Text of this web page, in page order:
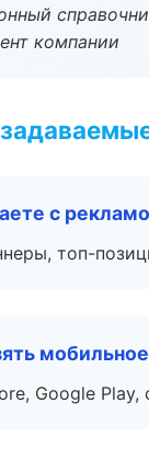
компании
с
топ-
Google Play,